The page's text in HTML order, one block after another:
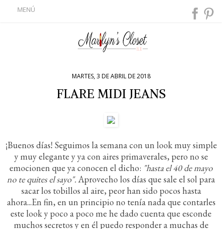
MENÚ
MARTES, 3 DE ABRIL DE 2018
FLARE MIDI JEANS
¡Buenos días! Seguimos la semana con un look muy simple
y muy elegante y ya con aires primaverales, pero no se
emocionen que ya conocen el dicho: "hasta el 40 de mayo
no te quites el sayo".Aprovecho los días que sale el sol para
sacar los tobillos al aire, peor han sido pocos hasta
ahora...En fin, en un principio no tenía nada que contarles
este look y poco a poco me he dado cuenta que esconde
muchos secretos y en él puedo responder a muchas de